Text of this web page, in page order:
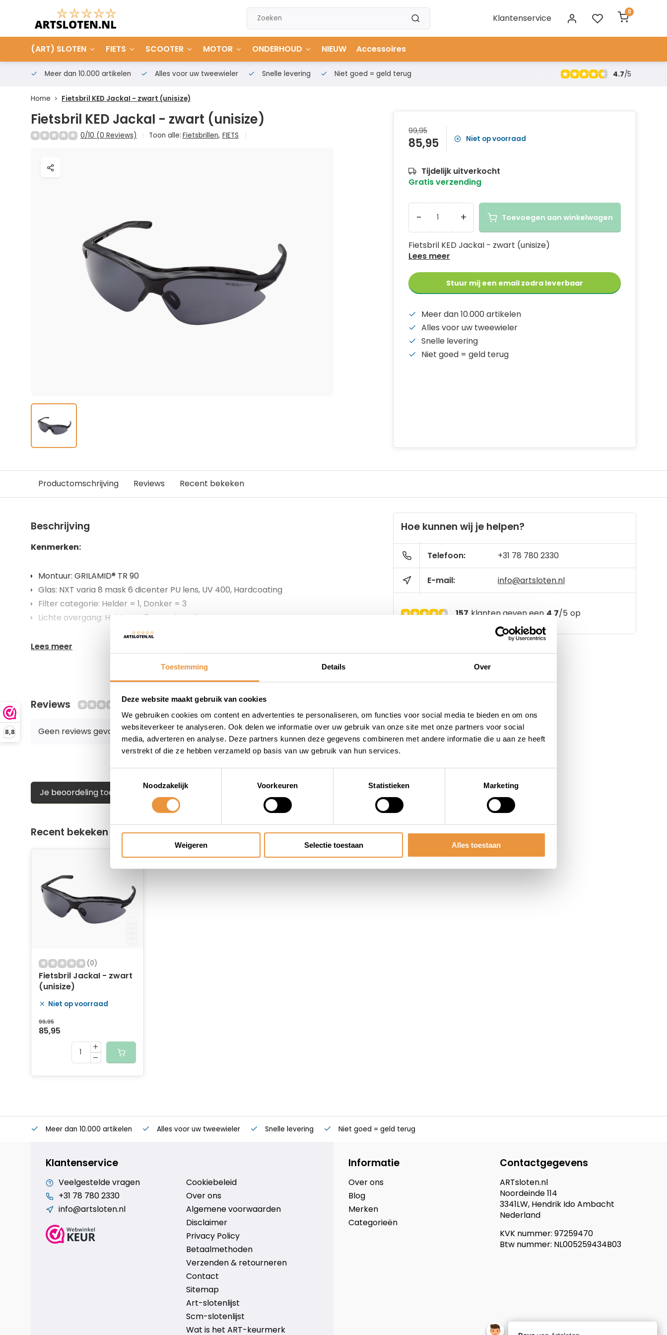
Toestemming Details Over
Deze website maakt gebruik van cookies
We gebruiken cookies om content en advertenties te personaliseren, om functies voor social media te bieden en om ons
websiteverkeer te analyseren. Ook delen we informatie over uw gebruik van onze site met onze partners voor social
media, adverteren en analyse. Deze partners kunnen deze gegevens combineren met andere informatie die u aan ze heeft
verstrekt of die ze hebben verzameld op basis van uw gebruik van hun services.
Noodzakelijk
Voorkeuren Statistieken Marketing
Weigeren Selectie toestaan Alles toestaan
8,8
Klantenservice
0
(ART) SLOTEN FIETS SCOOTER MOTOR ONDERHOUD NIEUW Accessoires
Meer dan 10.000 artikelen Alles voor uw tweewieler Snelle levering Niet goed = geld terug 4.7/5
Home Fietsbril KED JackaI - zwart (unisize)
Fietsbril KED JackaI - zwart (unisize)
0/10 (0 Reviews) Toon alle: Fietsbrillen, FIETS 99,95
85,95 Niet op voorraad
Tijdelijk uitverkocht
Gratis verzending
- + Toevoegen aan winkelwagen
Fietsbril KED JackaI - zwart (unisize)
Lees meer
Stuur mij een email zodra leverbaar
Meer dan 10.000 artikelen
Alles voor uw tweewieler
Snelle levering
Niet goed = geld terug
Productomschrijving Reviews Recent bekeken
Beschrijving
Kenmerken:
Montuur: GRILAMID® TR 90
Glas: NXT varia 8 mask 6 dicenter PU lens, UV 400, Hardcoating
Filter categorie: Helder = 1, Donker = 3
Lichte overgang: Helder= 45%, Donker= 14%
Lees meer
Reviews 0/10
Geen reviews gevonden
Je beoordeling toevoegen
Hoe kunnen wij je helpen?
Telefoon: +31 78 780 2330
E-mail: info@artsloten.nl
157 klanten geven een 4.7/5 op
Recent bekeken
(0)
Fietsbril JackaI - zwart
(unisize)
Niet op voorraad
99,95
85,95
Meer dan 10.000 artikelen Alles voor uw tweewieler Snelle levering Niet goed = geld terug
Klantenservice
Veelgestelde vragen
+31 78 780 2330
info@artsloten.nl
Cookiebeleid
Over ons
Algemene voorwaarden
Disclaimer
Privacy Policy
Betaalmethoden
Verzenden & retourneren
Contact
Sitemap
Art-slotenlijst
Scm-slotenlijst
Wat is het ART-keurmerk
Informatie
Over ons
Blog
Merken
Categorieën
Contactgegevens
ARTsloten.nl
Noordeinde 114
3341LW, Hendrik Ido Ambacht
Nederland
KVK nummer: 97259470
Btw nummer: NL005259434B03